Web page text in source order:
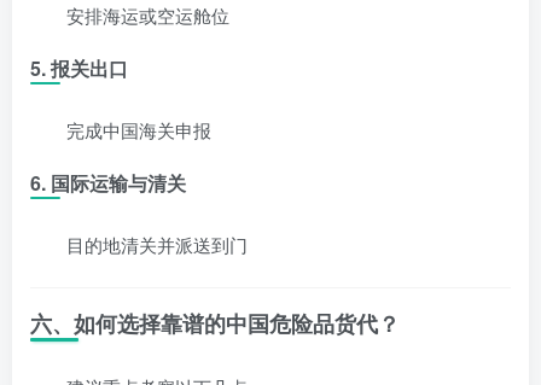
安排海运或空运舱位
5. 报关出口
完成中国海关申报
6. 国际运输与清关
目的地清关并派送到门
六、如何选择靠谱的中国危险品货代？